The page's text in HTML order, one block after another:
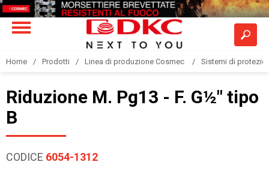
Home Prodotti Linea di produzione Cosmec Sistemi di
Riduzione M. Pg13 - F. G½" tipo
B
CODICE 6054-1312